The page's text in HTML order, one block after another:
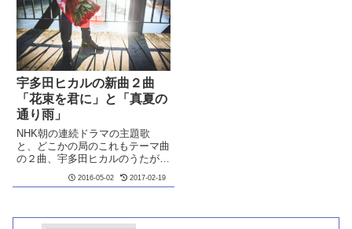
宇多田ヒカルの新曲２曲
「花束を君に」と「真夏の
通り雨」
NHK朝の連続ドラマの主題歌
と、どこかの局のこれもテーマ曲
の２曲、宇多田ヒカルのうたが、
正式にリリースされました。オン
ライン配信は、複数で取り扱って
ですね。聞いているうち...
2016-05-02 2017-02-19